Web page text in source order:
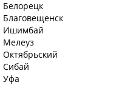
Белорецк
Благовещенск
Ишимбай
Мелеуз
Октябрьский
Сибай
Уфа